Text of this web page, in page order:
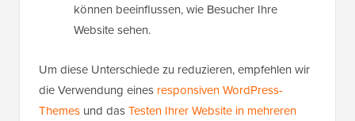
können beeinflussen, wie Besucher Ihre
Website sehen.
Um diese Unterschiede zu reduzieren, empfehlen wir
die Verwendung eines responsiven WordPress-
Themes und dasTesten Ihrer Website in mehreren